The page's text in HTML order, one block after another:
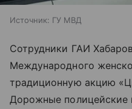
Источник: ГУ МВД
Сотрудники ГАИ
Международного
традиционную акцию
Дорожные полицейские